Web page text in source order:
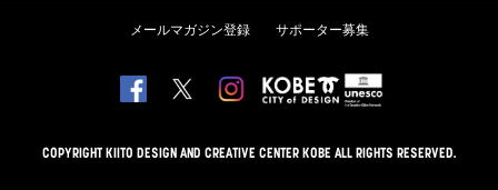
メールマガジン登録 サポーター募集
COPYRIGHT KIITO DESIGN AND CREATIVE CENTER KOBE ALL RIGHTS RESERVED.